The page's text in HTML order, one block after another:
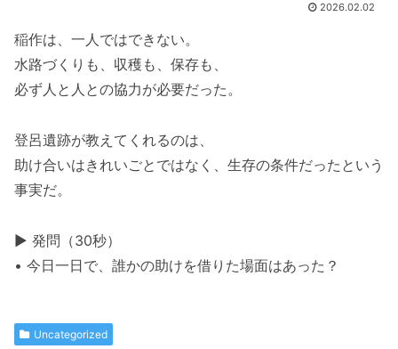
2026.02.02
稲作は、一人ではできない。
水路づくりも、収穫も、保存も、
必ず人と人との協力が必要だった。
登呂遺跡が教えてくれるのは、
助け合いはきれいごとではなく、生存の条件だったという
事実だ。
▶ 発問（30秒）
• 今日一日で、誰かの助けを借りた場面はあった？
Uncategorized